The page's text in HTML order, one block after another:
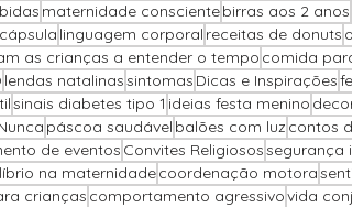
maternidade conscientebirras aos 2 anos
linguagem corporal receitas de donuts
as crianças a entender o tempo comida
lendas natalinassintomas Dicas e Inspirações
sinais diabetes tipo 1 ideias festa menino
páscoa saudável balões com luz contos
de eventos Convites Religiosossegurança
na maternidadecoordenação motora
crianças comportamento agressivovida